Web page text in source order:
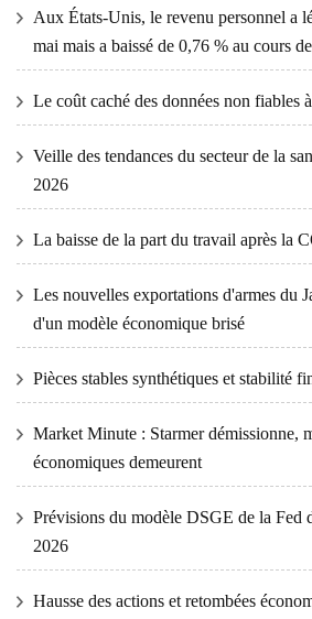
Aux États-Unis, le revenu personnel a
mai mais a baissé de 0,76 % au cours
Le coût caché des données non fiables
Veille des tendances du secteur de la
2026
La baisse de la part du travail après la
Les nouvelles exportations d'armes du
d'un modèle économique brisé
Pièces stables synthétiques et stabilité
Market Minute : Starmer démissionne,
économiques demeurent
Prévisions du modèle DSGE de la Fed
2026
Hausse des actions et retombées